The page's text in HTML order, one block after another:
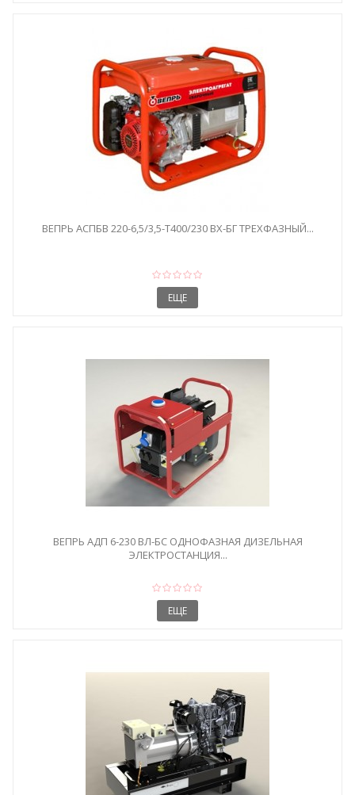
ВЕПРЬ АСПБВ 220-6,5/3,5-Т400/230 ВХ-БГ ТРЕХФАЗНЫЙ...
ЕЩЕ
ВЕПРЬ АДП 6-230 ВЛ-БС ОДНОФАЗНАЯ ДИЗЕЛЬНАЯ
ЭЛЕКТРОСТАНЦИЯ...
ЕЩЕ